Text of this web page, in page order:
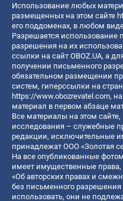
Использование любых
размещенных на этом сайте
его поддоменах, в любом
Разрешается использование
разрешения на их
ссылки на сайт OBOZ.UA, а
получении письменного
обязательном размещении
систем, гиперссылки на
https://www.obozrevatel.com,
материал в первом абзаце
Все материалы на этом
исследования – служебные
редакции, исключительные
принадлежат ООО «Золотая
На все опубликованные
имеет имущественные
«Об авторских правах и
без письменного
использовать, они не